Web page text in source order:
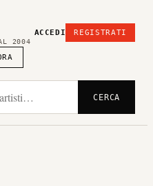
2004
ACCEDI REGISTRATI
CERCA